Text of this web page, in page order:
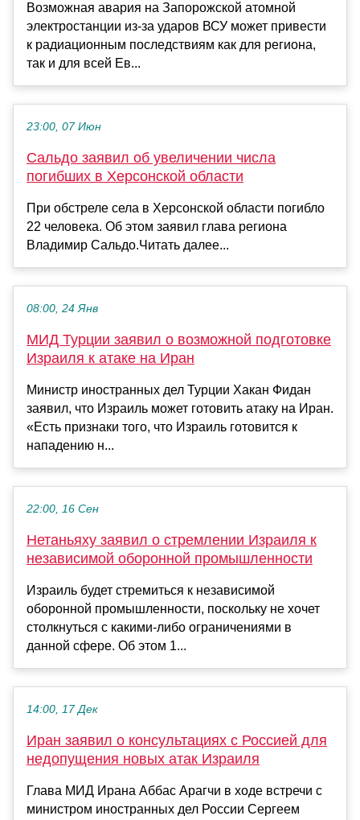
Возможная авария на Запорожской атомной
электростанции из-за ударов ВСУ может привести
к радиационным последствиям как для региона,
так и для всей Ев...
23:00, 07 Июн
Сальдо заявил об увеличении числа
погибших в Херсонской области
При обстреле села в Херсонской области погибло
22 человека. Об этом заявил глава региона
Владимир Сальдо.Читать далее...
08:00, 24 Янв
МИД Турции заявил о возможной подготовке
Израиля к атаке на Иран
Министр иностранных дел Турции Хакан Фидан
заявил, что Израиль может готовить атаку на Иран.
«Есть признаки того, что Израиль готовится к
нападению н...
22:00, 16 Сен
Нетаньяху заявил о стремлении Израиля к
независимой оборонной промышленности
Израиль будет стремиться к независимой
оборонной промышленности, поскольку не хочет
столкнуться с какими-либо ограничениями в
данной сфере. Об этом 1...
14:00, 17 Дек
Иран заявил о консультациях с Россией для
недопущения новых атак Израиля
Глава МИД Ирана Аббас Арагчи в ходе встречи с
министром иностранных дел России Сергеем